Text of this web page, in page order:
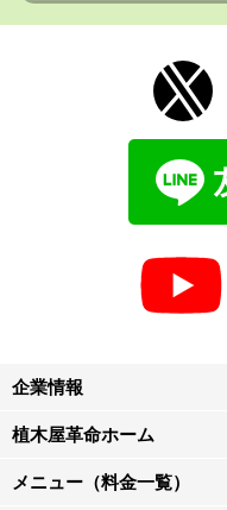
企業情報
植木屋革命ホーム
メニュー（料金一覧）